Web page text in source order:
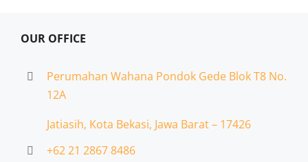
OUR OFFICE
Perumahan Wahana Pondok Gede Blok T8 No.
12A
Jatiasih, Kota Bekasi, Jawa Barat – 17426
+62 21 2867 8486